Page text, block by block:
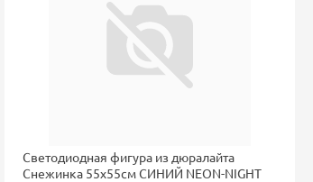
Светодиодная фигура из дюралайта
Снежинка 55x55см СИНИЙ NEON-NIGHT